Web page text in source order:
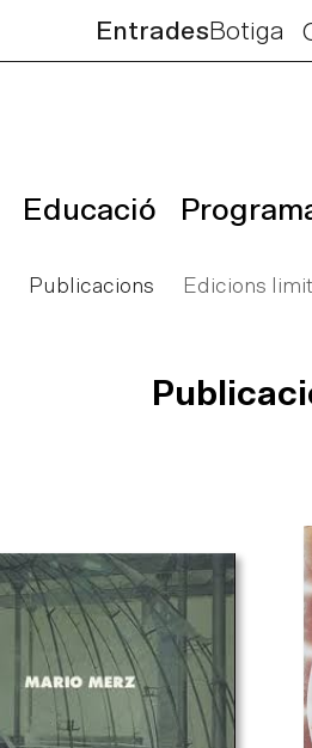
EntradesBotiga
Educació
Publicacions Edicions